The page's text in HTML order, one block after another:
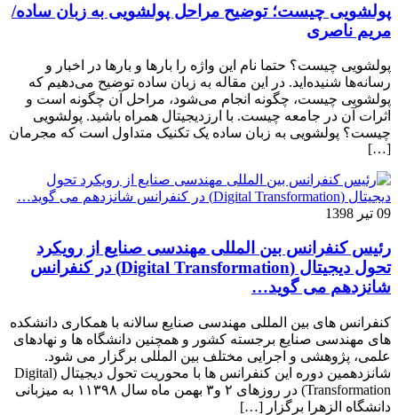
پولشویی چیست؛ توضیح مراحل پولشویی به زبان ساده/
مریم ناصری
پولشویی چیست؟‌ حتما نام این واژه را بارها و بارها در اخبار و
رسانه‌ها شنیده‌اید. در این مقاله به زبان ساده توضیح می‌دهیم که
پولشویی چیست، چگونه انجام می‌شود، مراحل آن چگونه است و
اثرات آن در جامعه چیست. با ارزدیجیتال همراه باشید. پولشویی
چیست؟ پولشویی به زبان ساده یک تکنیک متداول است که مجرمان
[…]
09 تیر 1398
رئیس کنفرانس بین المللی مهندسی صنایع از رویکرد
تحول دیجیتال (Digital Transformation) در کنفرانس
شانزدهم می گوید…
کنفرانس های بین المللی مهندسی صنایع سالانه با همکاری دانشکده
های مهندسی صنایع برجسته کشور و همچنین دانشگاه ها و نهادهای
علمی، پژوهشی و اجرایی مختلف بین المللی برگزار می شود.
شانزدهمین دوره این کنفرانس ها با محوریت تحول دیجیتال (Digital
Transformation) در روزهای ۲ و۳ بهمن ماه سال ۱۱۳۹۸ به میزبانی
دانشگاه الزهرا برگزار […]